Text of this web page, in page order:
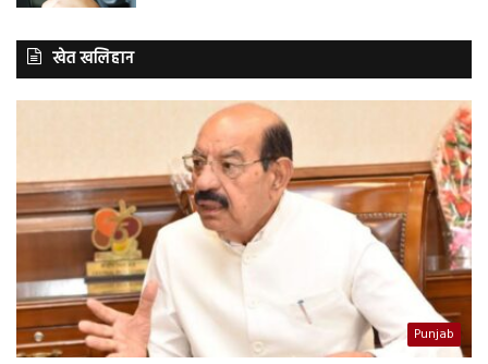
खेत खलिहान
Punjab